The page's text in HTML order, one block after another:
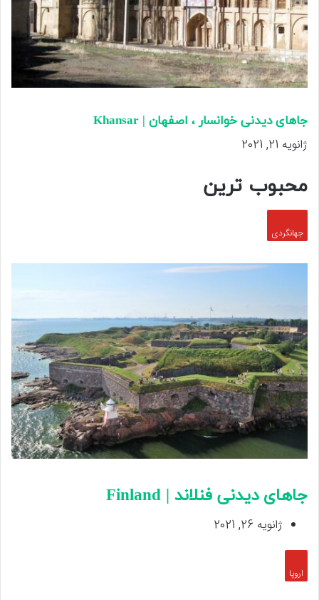
جاهای دیدنی خوانسار ، اصفهان | Khansar
ژانویه 21, 2021
محبوب ترین
جهانگردی
جاهای دیدنی فنلاند | Finland
ژانویه 26, 2021
اروپا